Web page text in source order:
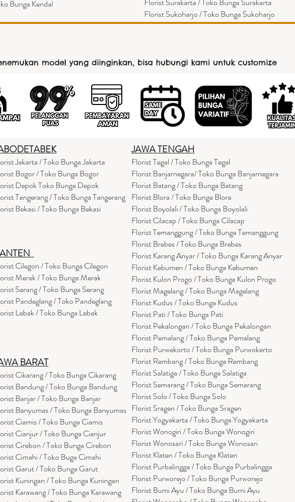
Bunga Kendal
Florist Surakarta / Toko Bunga Surakarta
Florist Sukoharjo / Toko Bunga Sukoharjo
model yang diinginkan, bisa hubungi kami untuk customize
Jakarta / Toko Bunga Jakarta
Bogor / Toko Bunga Bogor
Depok Toko Bunga Depok
Tangerang / Toko Bunga Tangerang
Bekasi / Toko Bunga Bekasi
Cilegon / Toko Bunga Cilegon
Merak / Toko Bunga Merak
Serang / Toko Bunga Serang
Pandeglang / Toko Pandeglang
Lebak / Toko Bunga Lebak
BARAT
Cikarang/ Toko Bunga Cikarang
Bandung / Toko Bunga Bandung
Banjar / Toko Bunga Banjar
Banyumas / Toko Bunga Banyumas
Ciamis / Toko Bunga Ciamis
Cianjur / Toko Bunga Cianjur
Cirebon / Toko Bunga Cirebon
Cimahi / Toko Buga Cimahi
Garut / Toko Bunga Garut
Kuningan / Toko Bunga Kuningan
Karawang / Toko Bunga Karawang
JAWA TENGAH
Florist Tegal / Toko Bunga Tegal
Florist Banjarnegara/ Toko Bunga Banjarnegara
Florist Batang / Toko Bunga Batang
Florist Blora / Toko Bunga Blora
Florist Boyolali / Toko Bunga Boyolali
Florist Cilacap / Toko Bunga Cilacap
Florist Temanggung / Toko Bunga Temanggung
Florist Brebes / Toko Bunga Brebes
Florist Karang Anyar / Toko Bunga Karang Anyar
Florist Kebumen / Toko Bunga Kebumen
Florist Kulon Progo / Toko Bunga Kulon Progo
Florist Magelang / Toko Bunga Magelang
Florist Kudus / Toko Bunga Kudus
Florist Pati / Toko Bunga Pati
Florist Pekalongan / Toko Bunga Pekalongan
Florist Pemalang / Toko Bunga Pemalang
Florist Purwekorto / Toko Bunga Purwokerto
Florist Rembang / Toko Bunga Rembang
Florist Salatiga / Toko Bunga Salatiga
Florist Semarang / Toko Bunga Semarang
Florist Solo / Toko Bunga Solo
Florist Sragen / Toko Bunga Sragen
Florist Yogyakarta / Toko Bunga Yogyakarta
Florist Wonogiri / Toko Bunga Wonogiri
Florist Wonosari / Toko Bunga Wonosari
Florist Klaten / Toko Bunga Klaten
Florist Purbalingga / Toko Bunga Purbalingga
Florist Purworejo / Toko Bunga Purworejo
Florist Bumi Ayu / Toko Bunga Bumi Ayu